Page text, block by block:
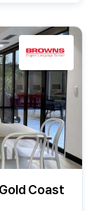
Coast